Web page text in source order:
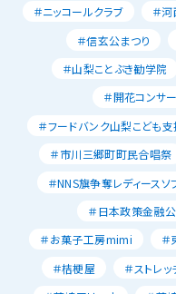
＃ニッコールクラブ
＃
＃信玄公まつり
＃山梨ことぶき勧学院
＃開花コンサ
＃フードバンク山梨こども
＃市川三郷町町民合唱祭
＃NNS旗争奪レディースソ
＃日本政策金融
＃お菓子工房mimi
＃
＃桔梗屋
＃ストレ